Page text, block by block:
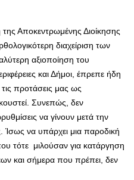
Αποκεντρωμένης Διοίκησης
διαχείριση των
αξιοποίηση του
και Δήμοι, έπρεπε ήδη
τις προτάσεις μας ως
Συνεπώς, δεν
να γίνουν μετά την
να υπάρχει μια παροδική
τότε μιλούσαν για κατάργηση
και σήμερα που πρέπει, δεν